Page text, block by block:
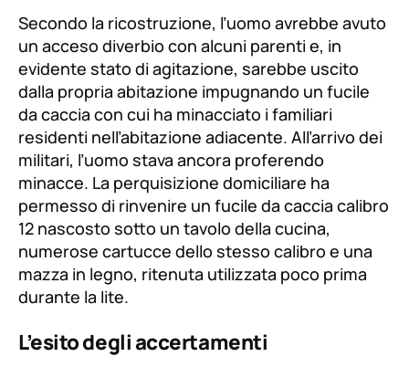
Secondo la ricostruzione, l’uomo avrebbe avuto
un acceso diverbio con alcuni parenti e, in
evidente stato di agitazione, sarebbe uscito
dalla propria abitazione impugnando un fucile
da caccia con cui ha minacciato i familiari
residenti nell’abitazione adiacente. All’arrivo dei
militari, l’uomo stava ancora proferendo
minacce. La perquisizione domiciliare ha
permesso di rinvenire un fucile da caccia calibro
12 nascosto sotto un tavolo della cucina,
numerose cartucce dello stesso calibro e una
mazza in legno, ritenuta utilizzata poco prima
durante la lite.
L’esito degli accertamenti